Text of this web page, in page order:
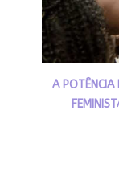
A POTÊNCIA